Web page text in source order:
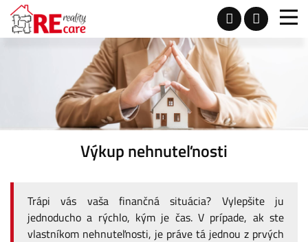
Výkup nehnuteľnosti
Trápi vás vaša finančná situácia? Vylepšite ju
jednoducho a rýchlo, kým je čas. V prípade, ak ste
vlastníkom nehnuteľnosti, je práve tá jednou z prvých